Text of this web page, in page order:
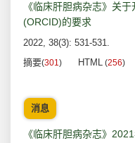
《临床肝胆病杂志》关
(ORCID)的要求
2022, 38(3): 531-531.
摘要(301) HTML (256)
消息
《临床肝胆病杂志》